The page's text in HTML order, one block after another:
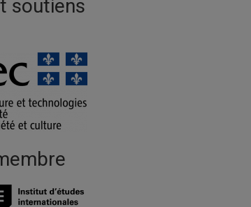
soutiens